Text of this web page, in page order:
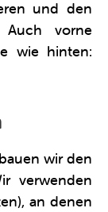
und den
vorne
wie hinten:
wir den
verwenden
an denen